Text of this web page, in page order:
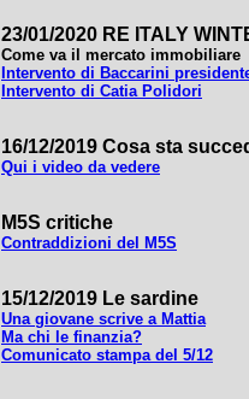
23/01/2020 RE ITALY
Come va il mercato immobiliare
Intervento di Baccarini
Intervento di Catia Polidori
16/12/2019 Cosa sta
Qui i video da vedere
M5S critiche
Contraddizioni del M5S
15/12/2019 Le sardine
Una giovane scrive a Mattia
Ma chi le finanzia?
Comunicato stampa del 5/12